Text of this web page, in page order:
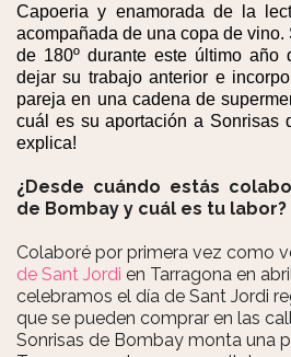
Capoeria y enamorada de la
acompañada de una copa de
de 180º durante este último año
dejar su trabajo anterior e
pareja en una cadena de
cuál es su aportación a Sonrisas
explica!
¿Desde cuándo estás
de Bombay y cuál es tu labor?
Colaboré por primera vez como
de Sant Jordi en Tarragona en
celebramos el día de Sant Jordi
que se pueden comprar en las
Sonrisas de Bombay monta una